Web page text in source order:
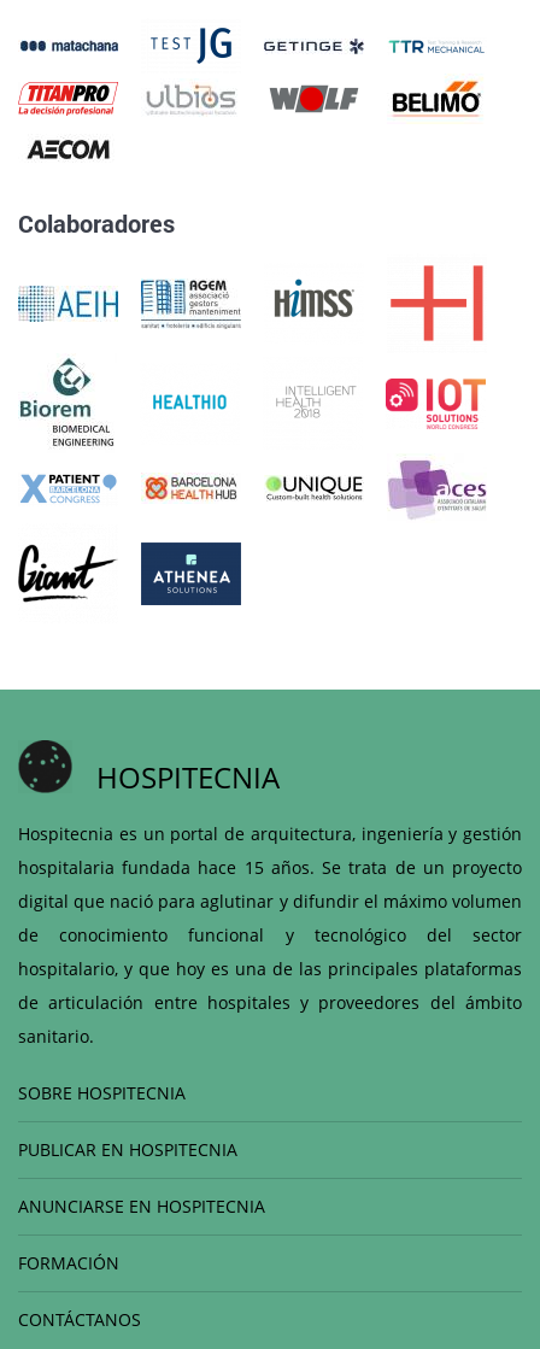
Colaboradores
HOSPITECNIA
Hospitecnia es un portal de arquitectura, ingeniería y gestión
hospitalaria fundada hace 15 años. Se trata de un proyecto
digital que nació para aglutinar y difundir el máximo volumen
de conocimiento funcional y tecnológico del sector
hospitalario, y que hoy es una de las principales plataformas
de articulación entre hospitales y proveedores del ámbito
sanitario.
SOBRE HOSPITECNIA
PUBLICAR EN HOSPITECNIA
ANUNCIARSE EN HOSPITECNIA
FORMACIÓN
CONTÁCTANOS